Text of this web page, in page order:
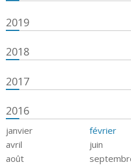
2019
2018
2017
2016
janvier février
avril
juin
août